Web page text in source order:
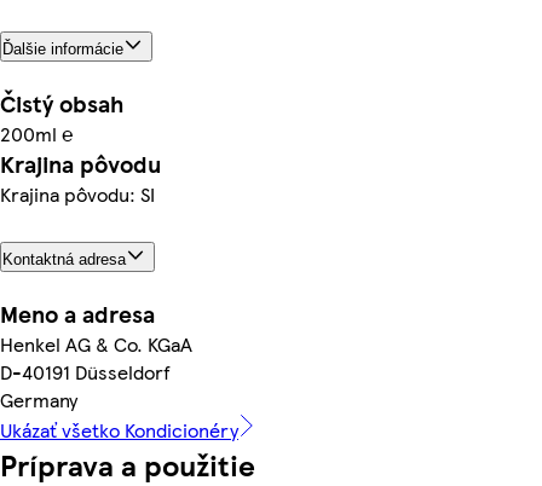
Ďalšie informácie
Čistý obsah
200ml ℮
Krajina pôvodu
Krajina pôvodu: SI
Kontaktná adresa
Meno a adresa
Henkel AG & Co. KGaA
D-40191 Düsseldorf
Germany
Ukázať všetko Kondicionéry
Príprava a použitie